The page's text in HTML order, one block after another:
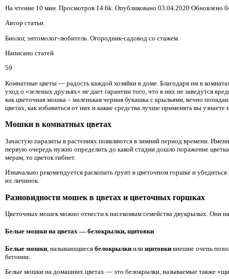
На чтение 10 мин. Просмотров 14.6k. Опубликовано 03.04.2020 Обновлено
Автор статьи
Биолог, энтомолог-любитель. Огородник-садовод со стажем.
Написано статей
59
Комнатные цветы — радость каждой хозяйки в доме. Благодаря им в
уход о «зеленых друзьях» не дает гарантии того, что в них не заведутся
как цветочная мошка – маленькая черная букашка с крыльями, вечно
цветах, как избавиться от них и какие средства лучше применять вы узнаете
Мошки в комнатных цветах
Зачастую паразиты в растениях появляются в зимний период времени.
первую очередь нужно определить до какой стадии дошло поражение
мерам, то цветок гибнет.
Изначально рекомендуется раскопать грунт в цветочном горшке и
их личинок.
Разновидности мошек в цветах и цветочных горшках
Цветочных мошек можно отнести к насекомым семейства двукрылых. Они
Белые мошки на цветах — белокрылки, щитовки
Белые мошки , называющиеся белокрылки или щитовки внешне очень
бегонии.
Белые мошки на домашних цветах — это белокрылки, называемые также